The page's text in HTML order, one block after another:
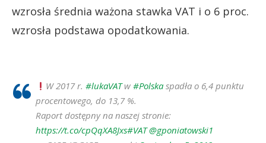
wzrosła średnia ważona stawka VAT i o 6 proc.
wzrosła podstawa opodatkowania.
W 2017 r.#lukaVATw#Polska spadła o 6,4 punktu
procentowego, do 13,7 %.
Raport dostępny na naszej stronie:
https://t.co/cpQqXA8Jxs#VAT @gponiatowski1